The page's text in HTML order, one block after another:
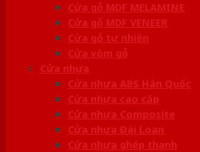
Cửa gỗ MDF MELAMINE
Cửa gỗ MDF VENEER
Cửa gỗ tự nhiên
Cửa vòm gỗ
Cửa nhựa
Cửa nhựa ABS Hàn Quốc
Cửa nhựa cao cấp
Cửa nhựa Composite
Cửa nhựa Đài Loan
Cửa nhựa ghép thanh